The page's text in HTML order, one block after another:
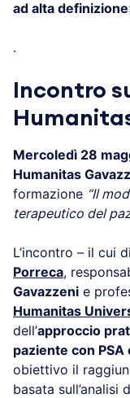
ad alta definizione
.
Incontro
Mercoledì 28
Humanitas
formazione “Il
terapeutico del
L’incontro – il cui
Porreca,
Gavazzeni e
Humanitas
dell’approccio
paziente con PSA
obiettivo il
basata